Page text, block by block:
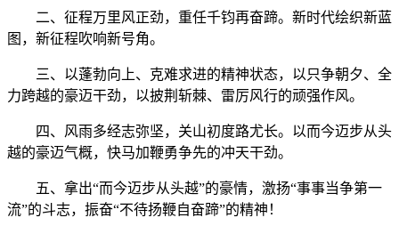
二、征程万里风正劲，重任千钧再奋蹄。新时代绘织新蓝
图，新征程吹响新号角。
三、以蓬勃向上、克难求进的精神状态，以只争朝夕、全
力跨越的豪迈干劲，以披荆斩棘、雷厉风行的顽强作风。
四、风雨多经志弥坚，关山初度路尤长。以而今迈步从头
越的豪迈气概，快马加鞭勇争先的冲天干劲。
五、拿出“而今迈步从头越”的豪情，激扬“事事当争第一
流”的斗志，振奋“不待扬鞭自奋蹄”的精神！